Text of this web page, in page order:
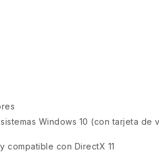
Windows 10 (con tarjeta de
compatible con DirectX 11